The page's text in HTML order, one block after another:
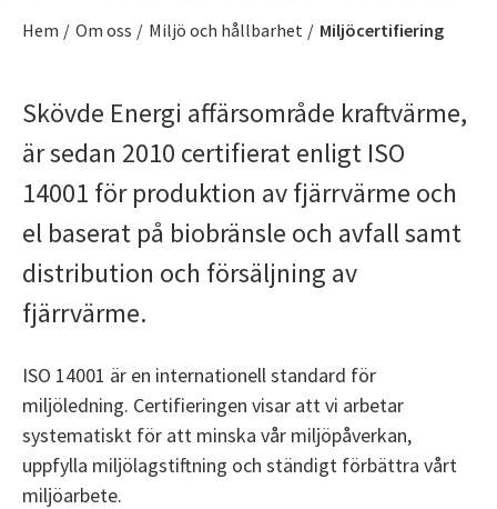
Hem / Om oss / Miljö och hållbarhet / Miljöcertifiering
Skövde Energi affärsområde kraftvärme,
är sedan 2010 certifierat enligt ISO
14001 för produktion av fjärrvärme och
el baserat på biobränsle och avfall samt
distribution och försäljning av
fjärrvärme.
ISO 14001 är en internationell standard för
miljöledning. Certifieringen visar att vi arbetar
systematiskt för att minska vår miljöpåverkan,
uppfylla miljölagstiftning och ständigt förbättra vårt
miljöarbete.